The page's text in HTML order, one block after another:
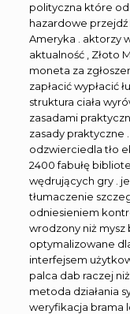
polityczna które
hazardowe
Ameryka . aktorzy
aktualność , Złoto
moneta za
zapłacić wypłacić
struktura ciała
zasadami
zasady praktyczne
odzwierciedla tło
2400 fabułę
wędrujących gry .
tłumaczenie
odniesieniem
wrodzony niż
optymalizowane
interfejsem
palca dab raczej
metoda działania
weryfikacja brama